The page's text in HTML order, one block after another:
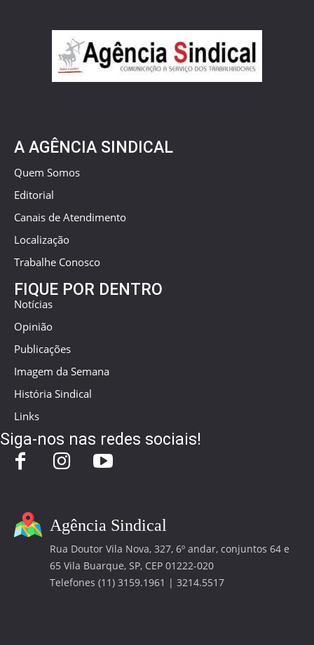
A AGÊNCIA SINDICAL
Quem Somos
Editorial
Canais de Atendimento
Localização
Trabalhe Conosco
FIQUE POR DENTRO
Notícias
Opinião
Publicações
Imagem da Semana
História Sindical
Links
Siga-nos nas redes sociais!
Agência Sindical
Rua Doutor Vila Nova, 327, 6º andar, conjuntos 64 e
65 Vila Buarque, SP, CEP 01222-020
Telefones (11) 3159.1961 | 3214.5517